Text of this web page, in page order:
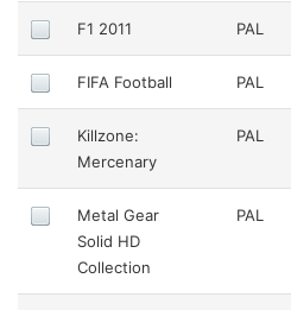
F1 2011 PAL
FIFA Football PAL
Killzone:
Mercenary
PAL
Metal Gear
Solid HD
Collection
PAL